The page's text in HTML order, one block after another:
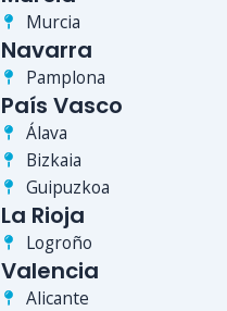
Murcia
Navarra
Pamplona
País Vasco
Álava
Bizkaia
Guipuzkoa
La Rioja
Logroño
Valencia
Alicante